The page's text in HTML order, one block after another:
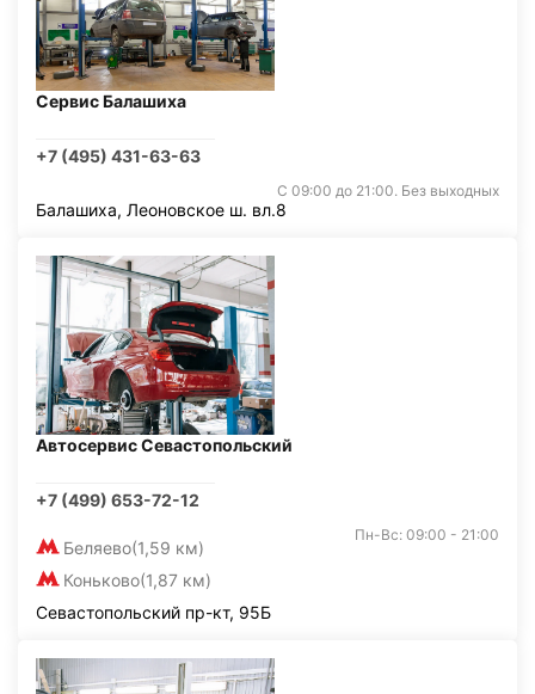
Сервис Балашиха
+7 (495) 431-63-63
С 09:00 до 21:00. Без выходных
Балашиха, Леоновское ш. вл.8
Автосервис Севастопольский
+7 (499) 653-72-12
Беляево(1,59 км)
Коньково(1,87 км)
Пн-Вс: 09:00 - 21:00
Севастопольский пр-кт, 95Б